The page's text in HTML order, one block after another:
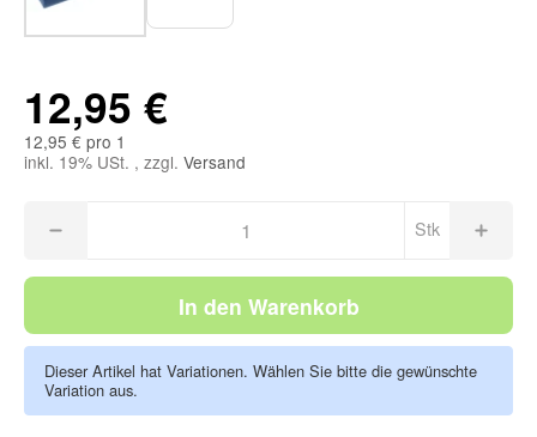
12,95 €
12,95 € pro 1
inkl. 19% USt. , zzgl. Versand
Stk
In den Warenkorb
Dieser Artikel hat Variationen. Wählen Sie bitte die gewünschte
Variation aus.